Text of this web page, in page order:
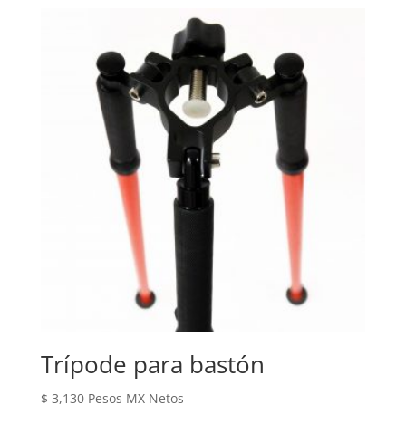
Trípode para bastón
$ 3,130 Pesos MX Netos